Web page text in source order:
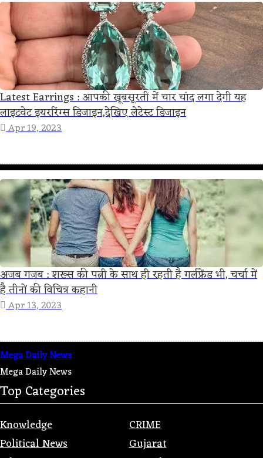
Latest Earrings : आपकी खूबसूरती में चार चांद लगा देगी यह
लाइटवेट इयररिंग्स डिजाइन,देखिए लेटेस्ट डिजाइन
Apr 19, 2023
अजब गजब : शख्स की पत्नी के साथ ही रहती है गर्लफ्रेंड भी, चर्चा में
है तीनों की विचित्र कहानी
Apr 13, 2023
Mega Daily News
Mega Daily News
Top Categories
Knowledge
CRIME
Political News
Gujarat